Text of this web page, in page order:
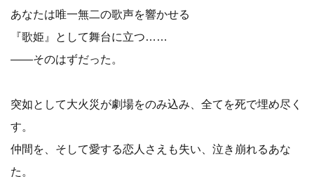
あなたは唯一無二の歌声を響かせる
『歌姫』として舞台に立つ……
――そのはずだった。
突如として大火災が劇場をのみ込み、全てを死で埋め尽く
す。
仲間を、そして愛する恋人さえも失い、泣き崩れるあな
た。